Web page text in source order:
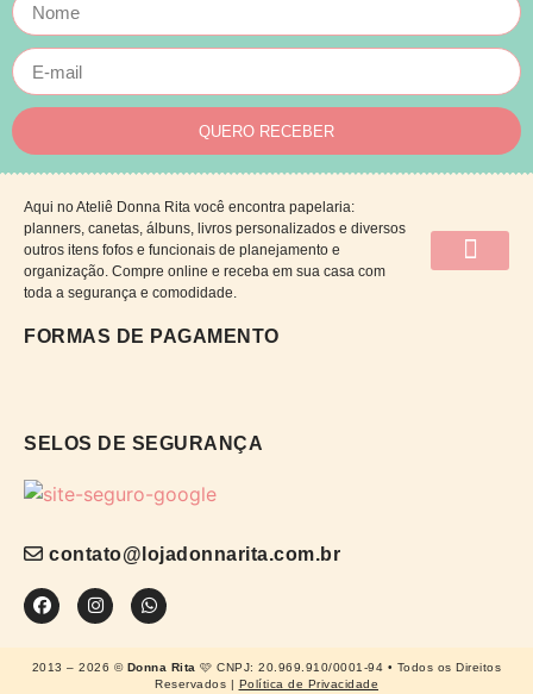
QUERO RECEBER
Aqui no Ateliê Donna Rita você encontra papelaria:
planners, canetas, álbuns, livros personalizados e diversos
outros itens fofos e funcionais de planejamento e
organização. Compre online e receba em sua casa com
toda a segurança e comodidade.
FORMAS DE PAGAMENTO
SELOS DE SEGURANÇA
contato@lojadonnarita.com.br
2013 – 2026 © Donna Rita 🩷 CNPJ: 20.969.910/0001-94 • Todos os Direitos
Reservados | Política de Privacidade